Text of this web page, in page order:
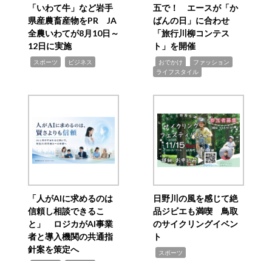
「いわて牛」など岩手
県産農畜産物をPR JA
全農いわてが8月10日～
12日に実施
スポーツ ビジネス
五で！ エースが「か
ばんの日」に合わせ
「旅行川柳コンテス
ト」を開催
おでかけ ファッション
ライフスタイル
「人がAIに求めるのは
信頼し相談できるこ
と」 ロジカがAI事業
者と導入機関の共通指
針案を策定へ
日野川の風を感じて絶
品ジビエも満喫 鳥取
のサイクリングイベン
ト
スポーツ